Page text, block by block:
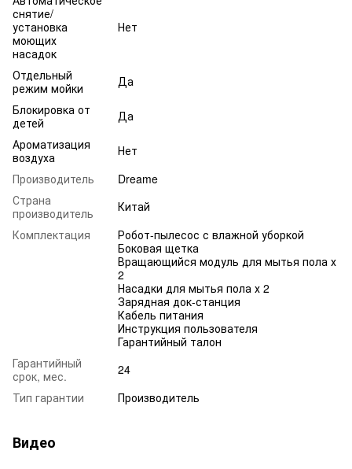
снятие/
установка
моющих
насадок
Нет
Отдельный
режим мойки
Да
Блокировка от
детей
Да
Ароматизация
воздуха
Нет
Производитель
Dreame
Страна
производитель
Китай
Комплектация
Робот-пылесос с влажной уборкой
Боковая щетка
Вращающийся модуль для мытья пола х
2
Насадки для мытья пола х 2
Зарядная док-станция
Кабель питания
Инструкция пользователя
Гарантийный талон
Гарантийный
срок, мес.
24
Тип гарантии
Производитель
Видео